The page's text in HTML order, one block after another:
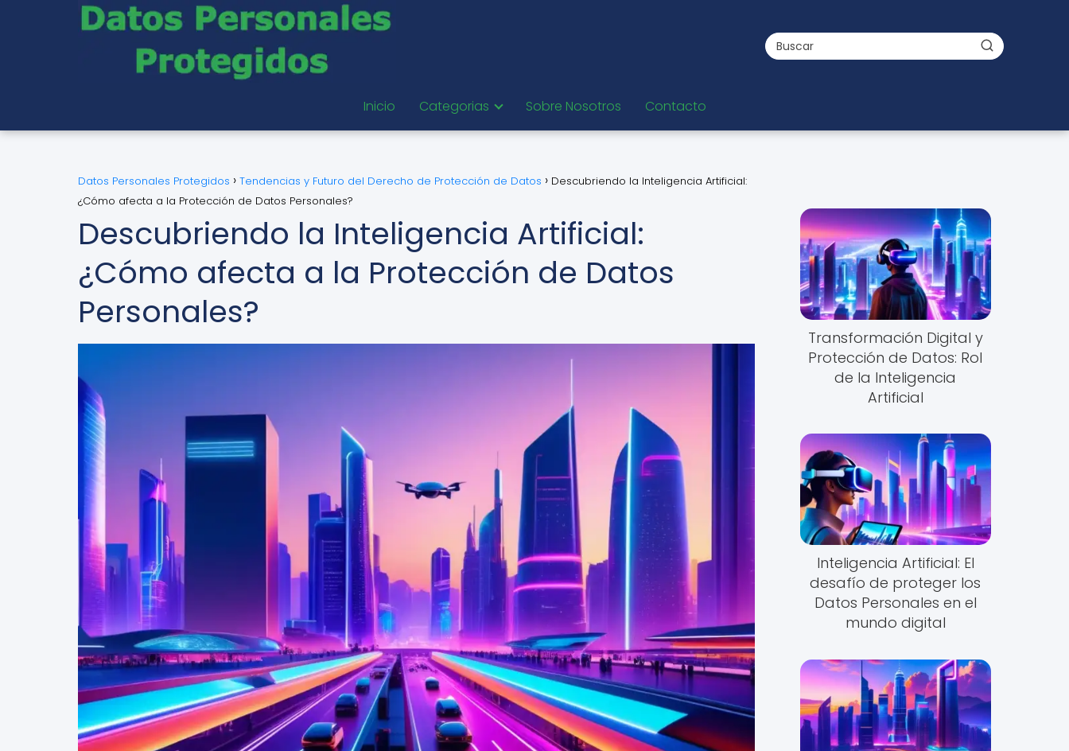
Inicio Categorias Sobre Nosotros Contacto
Datos Personales Protegidos Tendencias y Futuro del Derecho de Protección de Datos
Descubriendo la Inteligencia Artificial:
¿Cómo afecta a la Protección de Datos Personales?
Descubriendo la Inteligencia Artificial:
¿Cómo afecta a la Protección de Datos
Personales?
Transformación Digital y
Protección de Datos: Rol
de la Inteligencia
Artificial
Inteligencia Artificial: El
desafío de proteger los
Datos Personales en el
mundo digital